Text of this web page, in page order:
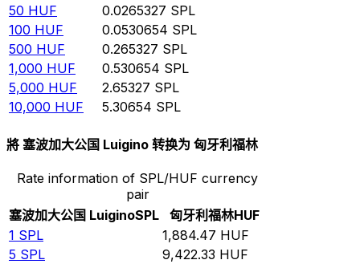
50 HUF 0.0265327 SPL
100 HUF 0.0530654 SPL
500 HUF 0.265327 SPL
1,000 HUF 0.530654 SPL
5,000 HUF 2.65327 SPL
10,000 HUF 5.30654 SPL
將 塞波加大公国 Luigino 转换为 匈牙利福林
Rate information of SPL/HUF currency
pair
塞波加大公国 LuiginoSPL 匈牙利福林HUF
1 SPL 1,884.47 HUF
5 SPL 9,422.33 HUF